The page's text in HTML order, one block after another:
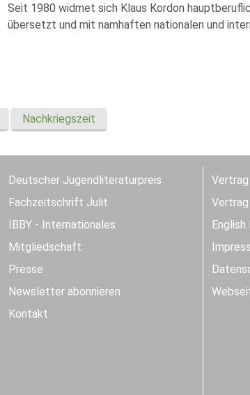
Seit 1980 widmet sich Klaus Kordon
übersetzt und mit namhaften nationalen und
Nachkriegszeit
Deutscher Jugendliteraturpreis
Fachzeitschrift Julit
IBBY - Internationales
Mitgliedschaft
Presse
Newsletter abonnieren
Kontakt
Vertrag